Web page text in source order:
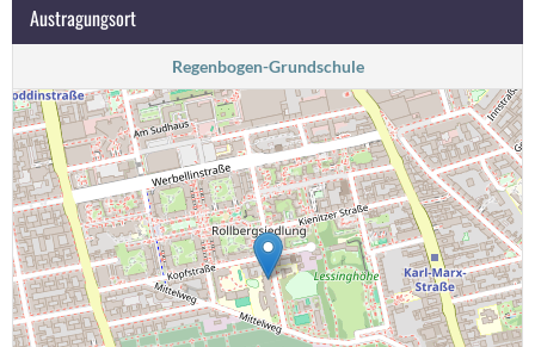
Austragungsort
Regenbogen-Grundschule